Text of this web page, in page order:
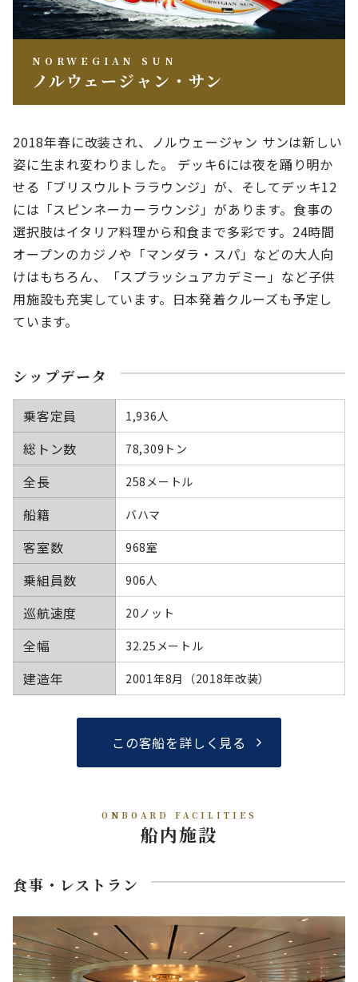
NORWEGIAN SUN
ノルウェージャン・サン
2018年春に改装され、ノルウェージャン サンは新しい
姿に生まれ変わりました。 デッキ6には夜を踊り明か
せる「ブリスウルトララウンジ」が、そしてデッキ12
には「スピンネーカーラウンジ」があります。 食事の
選択肢はイタリア料理から和食まで多彩です。24時間
オープンのカジノや「マンダラ・スパ」などの大人向
けはもちろん、「スプラッシュアカデミー」など子供
用施設も充実しています。日本発着クルーズも予定し
ています。
シップデータ
乗客定員 1,936人
総トン数 78,309トン
全長 258メートル
船籍 バハマ
客室数 968室
乗組員数 906人
巡航速度 20ノット
全幅 32.25メートル
建造年 2001年8月（2018年改装）
この客船を詳しく見る
ONBOARD FACILITIES
船内施設
食事・レストラン